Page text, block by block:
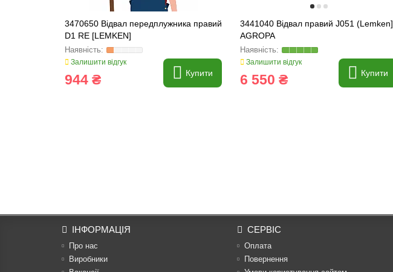
3470650 Відвал передплужника правий
D1 RE [LEMKEN]
Залишити відгук
944 ₴ Купити
3441040 Відвал правий J051 (Lemken]
AGROPA
Залишити відгук
6 550 ₴ Купити
ІНФОРМАЦІЯ
Про нас
Виробники
СЕРВІС
Оплата
Повернення